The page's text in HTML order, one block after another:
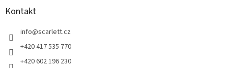
Kontakt
info@scarlett.cz
+420 417 535 770
+420 602 196 230